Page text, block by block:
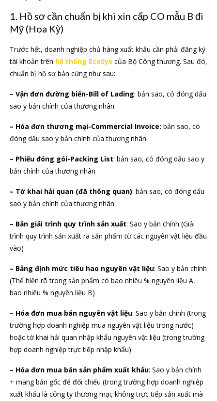
1. Hồ sơ cần chuẩn bị khi xin cấp CO mẫu B đi
Mỹ (Hoa Kỳ)
Trước hết, doanh nghiệp chủ hàng xuất khẩu cần phải đăng ký
tài khoản trên hệ thống EcoSys của Bộ Công thương. Sau đó,
chuẩn bị hồ sơ bản cứng như sau:
– Vận đơn đường biển-Bill of Lading: bản sao, có đóng dấu
sao y bản chính của thương nhân
– Hóa đơn thương mại-Commercial Invoice: bản sao, có
đóng dấu sao y bản chính của thương nhân
– Phiếu đóng gói-Packing List: bản sao, có đóng dấu sao y
bản chính của thương nhân
– Tờ khai hải quan (đã thông quan): bản sao, có đóng dấu
sao y bản chính của thương nhân
– Bản giải trình quy trình sản xuất: Sao y bản chính (Giải
trình quy trình sản xuất ra sản phẩm từ các nguyên vật liệu đầu
vào)
– Bảng định mức tiêu hao nguyên vật liệu: Sao y bản chính
(Thể hiện rõ trong sản phẩm có bao nhiêu % nguyên liệu A,
bao nhiêu % nguyên liệu B)
– Hóa đơn mua bán nguyên vật liệu: Sao y bản chính (trong
trường hợp doanh nghiệp mua nguyên vật liệu trong nước)
hoặc tờ khai hải quan nhập khẩu nguyên vật liệu (trong trường
hợp doanh nghiệp trực tiếp nhập khẩu)
– Hóa đơn mua bán sản phẩm xuất khẩu: Sao y bản chính
+ mang bản gốc để đối chiếu (trong trường hợp doanh nghiệp
xuất khẩu là công ty thương mại, không trực tiếp sản xuất mà